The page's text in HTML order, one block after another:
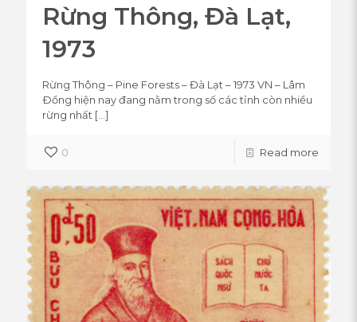
Rừng Thông, Đà Lạt,
1973
Rừng Thông – Pine Forests – Đà Lạt – 1973 VN – Lâm
Ðồng hiện nay đang nằm trong số các tỉnh còn nhiều
rừng nhất […]
0 Read more